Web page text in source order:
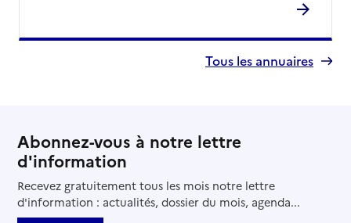
Tous les annuaires
Abonnez-vous à notre lettre
d'information
Recevez gratuitement tous les mois notre lettre
d'information : actualités, dossier du mois, agenda...